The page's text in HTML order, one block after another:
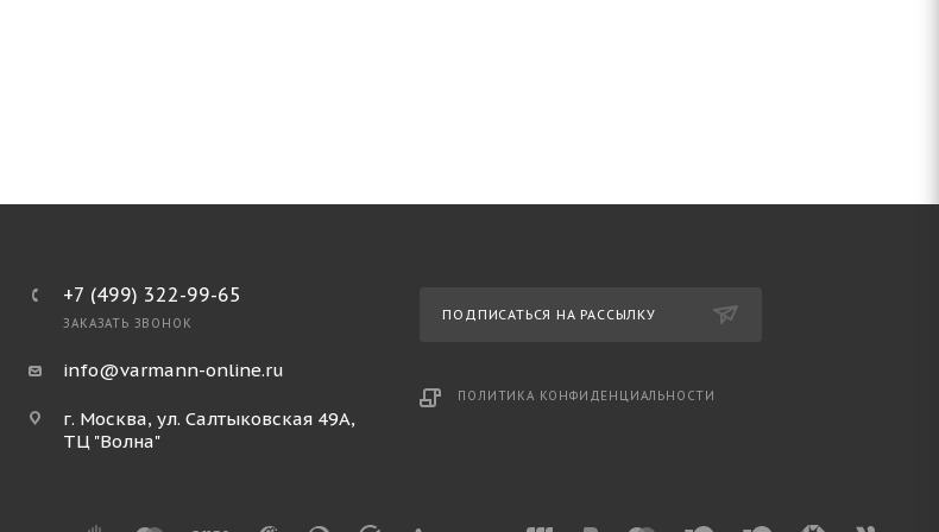
+7 (499) 322-99-65
ЗАКАЗАТЬ ЗВОНОК
info@varmann-online.ru
г. Москва, ул. Салтыковская 49А,
ТЦ "Волна"
ПОДПИСАТЬСЯ НА РАССЫЛКУ
ПОЛИТИКА КОНФИДЕНЦИАЛЬНОСТИ